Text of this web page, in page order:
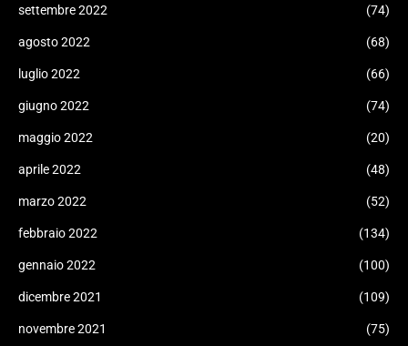
settembre 2022 (74)
agosto 2022 (68)
luglio 2022 (66)
giugno 2022 (74)
maggio 2022 (20)
aprile 2022 (48)
marzo 2022 (52)
febbraio 2022 (134)
gennaio 2022 (100)
dicembre 2021 (109)
novembre 2021 (75)